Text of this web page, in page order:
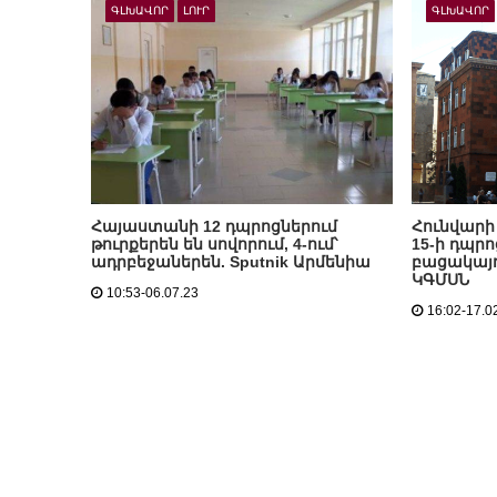
ԳԼԽԱՎՈՐ ԼՈՒՐ
Հայաստանի 12 դպրոցներում
թուրքերեն են սովորում, 4-ում՝
ադրբեջաներեն. Sputnik Արմենիա
10:53-06.07.23
ԳԼԽԱՎՈՐ
15-ի
ԿԳՄՍՆ
16:02-